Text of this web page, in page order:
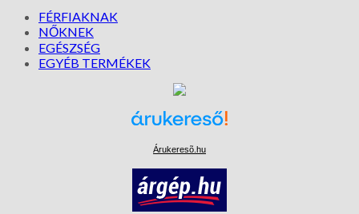
FÉRFIAKNAK
NŐKNEK
EGÉSZSÉG
EGYÉB TERMÉKEK
Árukeresõ.hu